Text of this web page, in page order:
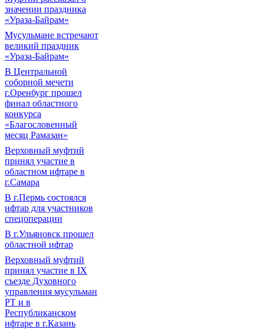
значении праздника
«Ураза-Байрам»
Мусульмане встречают
великий праздник
«Ураза-Байрам»
В Центральной
соборной мечети
г.Оренбург прошел
финал областного
конкурса
«Благословенный
месяц Рамазан»
Верховный муфтий
принял участие в
областном ифтаре в
г.Самара
В г.Пермь состоялся
ифтар для участников
спецоперации
В г.Ульяновск прошел
областной ифтар
Верховный муфтий
принял участие в IХ
съезде Духовного
управления мусульман
РТ и в
Республиканском
ифтаре в г.Казань